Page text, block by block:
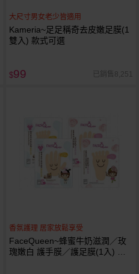
大尺寸男女老少皆適用
Kameria~足足稱奇去皮嫩足膜(1
雙入) 款式可選
$99 已銷售8,251
香氛護理 居家放鬆享受
FaceQueen~蜂蜜牛奶滋潤／玫
瑰嫩白 護手膜／護足膜(1入) 款